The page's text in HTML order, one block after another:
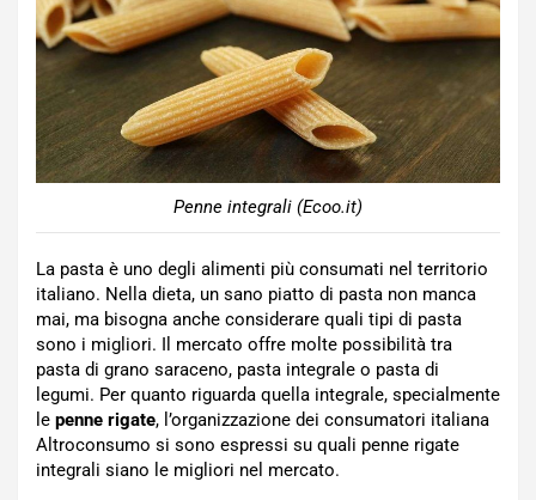
Penne integrali (Ecoo.it)
La pasta è uno degli alimenti più consumati nel territorio
italiano. Nella dieta, un sano piatto di pasta non manca
mai, ma bisogna anche considerare quali tipi di pasta
sono i migliori. Il mercato offre molte possibilità tra
pasta di grano saraceno, pasta integrale o pasta di
legumi. Per quanto riguarda quella integrale, specialmente
le penne rigate, l’organizzazione dei consumatori italiana
Altroconsumo si sono espressi su quali penne rigate
integrali siano le migliori nel mercato.